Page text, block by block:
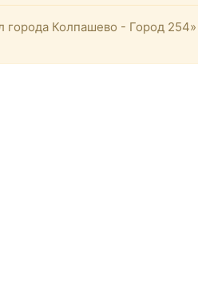
Колпашево - Город 254»